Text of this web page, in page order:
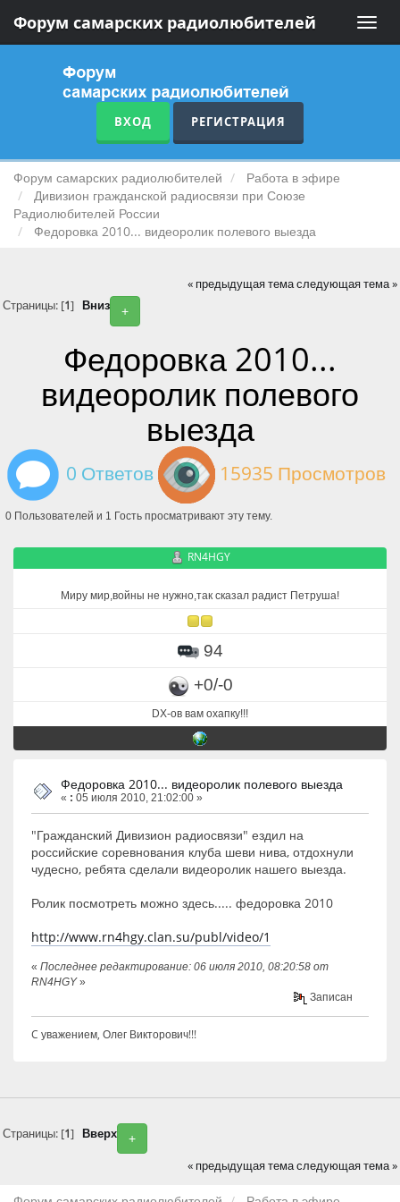
Toggle
Форум самарских радиолюбителей
ВХОД РЕГИСТРАЦИЯ
Форум самарских радиолюбителей
Работа в эфире
Дивизион гражданской радиосвязи при Союзе
Радиолюбителей России
Федоровка 2010... видеоролик полевого выезда
« предыдущая темаследующая тема »
+
Страницы: [1] Вниз
Федоровка 2010...
видеоролик полевого
выезда
0 Ответов 15935 Просмотров
0 Пользователей и 1 Гость просматривают эту тему.
RN4HGY
Миру мир,войны не нужно,так сказал радист Петруша!
94
+0/-0
DX-ов вам охапку!!!
Федоровка 2010... видеоролик полевого выезда
« : 05 июля 2010, 21:02:00 »
"Гражданский Дивизион радиосвязи" ездил на
российские соревнования клуба шеви нива, отдохнули
чудесно, ребята сделали видеоролик нашего выезда.
Ролик посмотреть можно здесь..... федоровка 2010
http://www.rn4hgy.clan.su/publ/video/1
« Последнее редактирование: 06 июля 2010, 08:20:58 от
RN4HGY»
Записан
C уважением, Олег Викторович!!!
+
Страницы: [1] Вверх
« предыдущая темаследующая тема »